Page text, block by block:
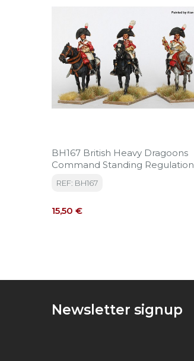
BH167 British Heavy Dragoons
Command Standing Regulation
REF: BH167
Precio
15,50 €
Newsletter signup